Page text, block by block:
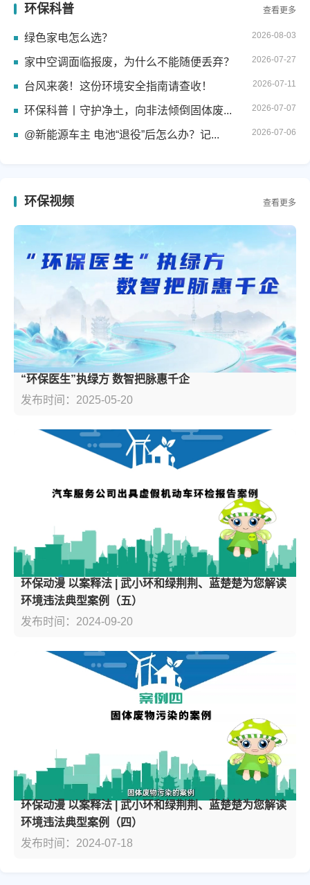
环保科普 查看更多
绿色家电怎么选？ 2026-08-03
家中空调面临报废，为什么不能随便丢弃？ 2026-07-27
台风来袭！这份环境安全指南请查收！ 2026-07-11
环保科普丨守护净土，向非法倾倒固体废... 2026-07-07
@新能源车主 电池“退役”后怎么办？记... 2026-07-06
环保视频 查看更多
“环保医生”执绿方 数智把脉惠千企
发布时间：2025-05-20
环保动漫 以案释法 | 武小环和绿荆荆、蓝楚楚为您解读
环境违法典型案例（五）
发布时间：2024-09-20
环保动漫 以案释法 | 武小环和绿荆荆、蓝楚楚为您解读
环境违法典型案例（四）
发布时间：2024-07-18